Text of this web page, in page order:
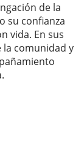
de la
su confianza
vida. En sus
la comunidad y